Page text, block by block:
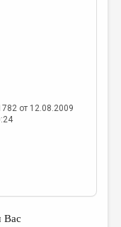
от 12.08.2009
Вас